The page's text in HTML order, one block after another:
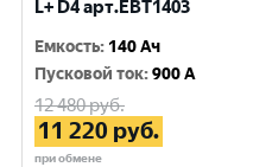
L+ D4 арт.EBT1403
Емкость: 140 Ач
Пусковой ток:900 A
12 480руб.
11 220 руб.
при обмене